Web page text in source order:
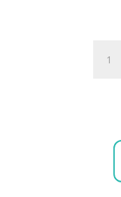
товара
№10